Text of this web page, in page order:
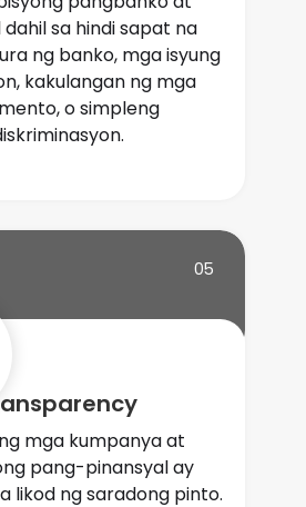
sa hindi sapat na
ng banko, mga isyung
kakulangan ng mga
o simpleng
05
mga kumpanya at
pang-pinansyal ay
likod ng saradong pinto.